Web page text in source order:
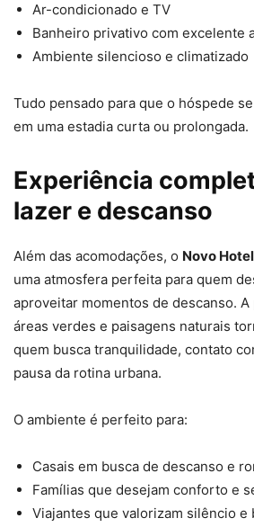
Ar-condicionado e TV
Banheiro privativo com excelente
Ambiente silencioso e climatizado
Tudo pensado para que o hóspede
em uma estadia curta ou prolongada.
Experiência
lazer e descanso
Além das acomodações, o Novo
uma atmosfera perfeita para quem
aproveitar momentos de descanso.
áreas verdes e paisagens naturais
quem busca tranquilidade, contato
pausa da rotina urbana.
O ambiente é perfeito para:
Casais em busca de descanso e
Famílias que desejam conforto e
Viajantes que valorizam silêncio e